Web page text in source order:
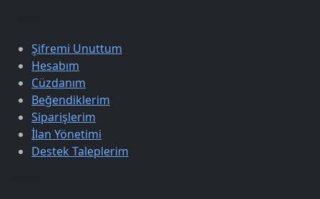
Şifremi Unuttum
Hesabım
Cüzdanım
Beğendiklerim
Siparişlerim
İlan Yönetimi
Destek Taleplerim